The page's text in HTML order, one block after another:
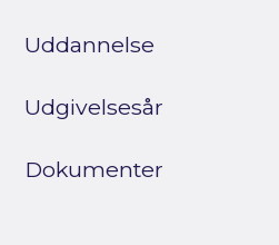
Uddannelse
Udgivelsesår
Dokumenter